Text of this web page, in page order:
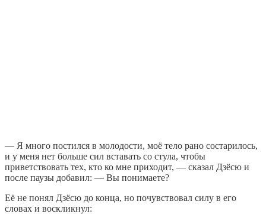
— Я много постился в молодости, моё тело рано состарилось,
и у меня нет больше сил вставать со стула, чтобы
приветствовать тех, кто ко мне приходит, — сказал Дзёсю и
после паузы добавил: — Вы понимаете?
Её не понял Дзёсю до конца, но почувствовал силу в его
словах и воскликнул: